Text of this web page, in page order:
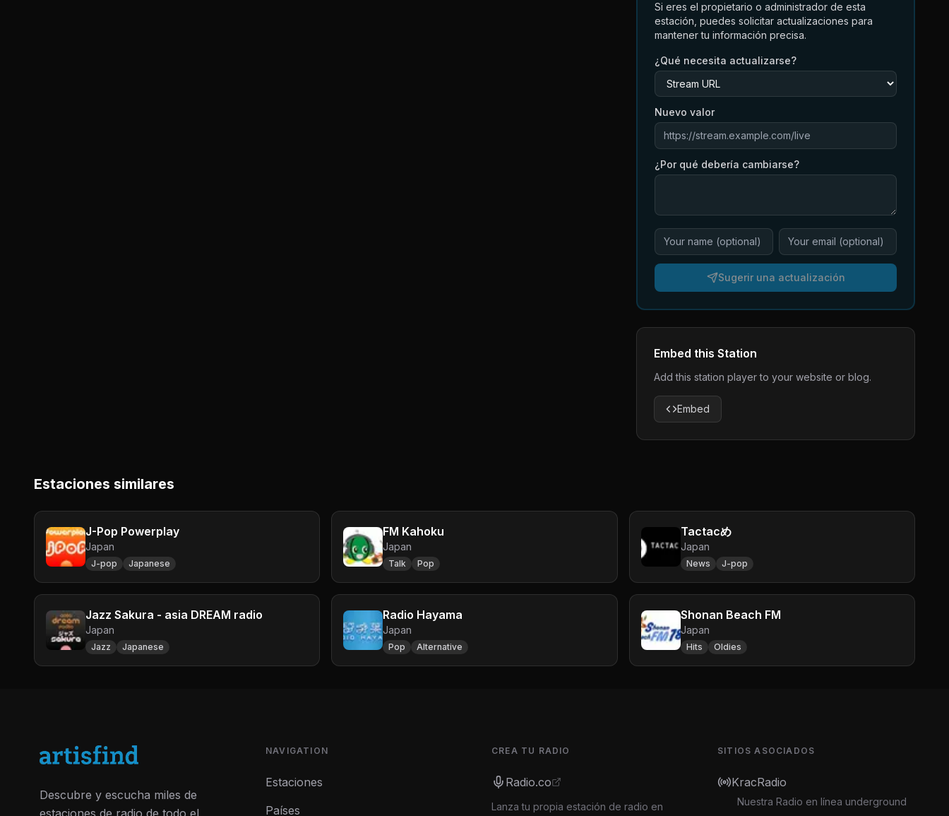
Si eres el propietario o administrador de esta
estación, puedes solicitar actualizaciones para
mantener tu información precisa.
¿Qué necesita actualizarse?
Nuevo valor
¿Por qué debería cambiarse?
Sugerir una actualización
Embed this Station
Add this station player to your website or blog.
Embed
Estaciones similares
J-Pop Powerplay
Japan
J-pop Japanese
FM Kahoku
Japan
Talk Pop
Tactacめ
Japan
News J-pop
Jazz Sakura - asia DREAM radio
Japan
Jazz Japanese
Radio Hayama
Japan
Pop Alternative
Shonan Beach FM
Japan
Hits Oldies
Descubre y escucha miles de
NAVIGATION
Estaciones
Países
CREA TU RADIO
Radio.co
Lanza tu propia estación de radio en
SITIOS ASOCIADOS
KracRadio
Nuestra Radio en línea underground